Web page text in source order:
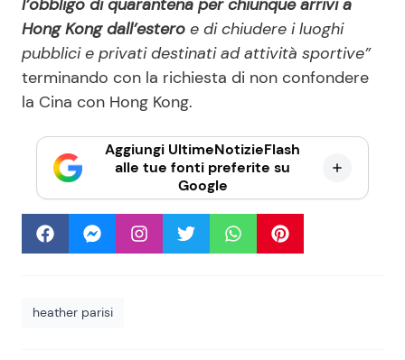
l’obbligo di quarantena per chiunque arrivi a
Hong Kong dall’estero e di chiudere i luoghi
pubblici e privati destinati ad attività sportive”
terminando con la richiesta di non confondere
la Cina con Hong Kong.
Aggiungi UltimeNotizieFlash
alle tue fonti preferite su
Google
heather parisi